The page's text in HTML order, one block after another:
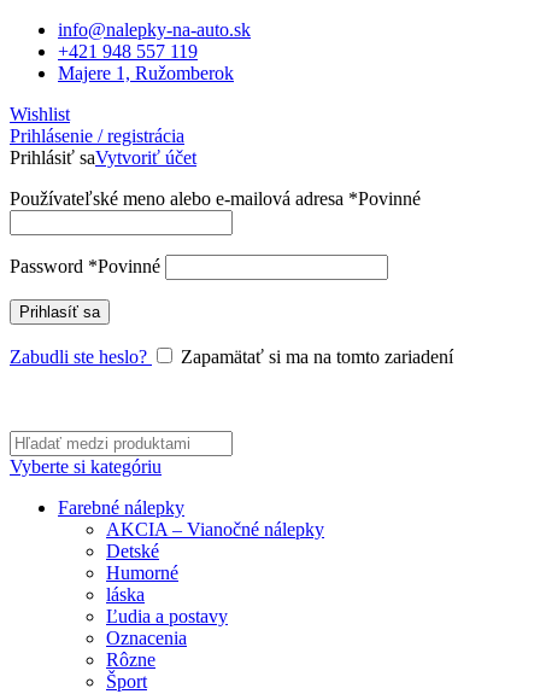
info@nalepky-na-auto.sk
+421 948 557 119
Majere 1, Ružomberok
Wishlist
Prihlásenie / registrácia
Prihlásiť saVytvoriť účet
Používateľské meno alebo e-mailová adresa *Povinné
Password *Povinné
Prihlasíť sa
Zabudli ste heslo? Zapamätať si ma na tomto zariadení
Vyberte si kategóriu
Farebné nálepky
AKCIA – Vianočné nálepky
Detské
Humorné
láska
Ľudia a postavy
Oznacenia
Rôzne
Šport